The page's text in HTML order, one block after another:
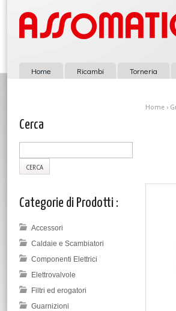
Home Ricambi Torneria
Home ›
Cerca
Categorie di Prodotti :
Accessori
Caldaie e Scambiatori
Componenti Elettrici
Elettrovalvole
Filtri ed erogatori
Guarnizioni